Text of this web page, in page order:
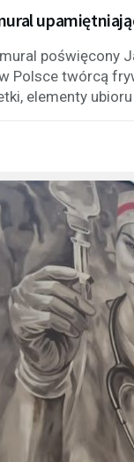
poświęcony
Polsce twórcą
elementy